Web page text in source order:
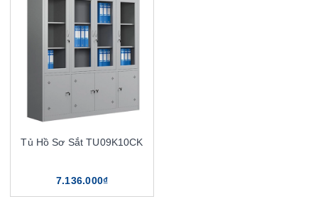
Tủ Hồ Sơ Sắt TU09K10CK
7.136.000₫